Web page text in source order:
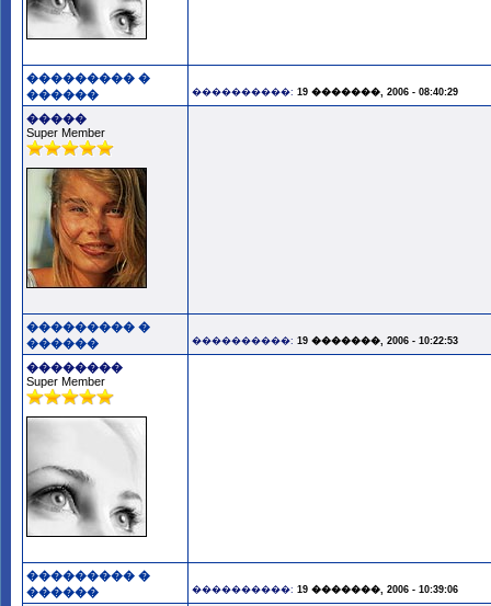
��������� �
������
����������: 19 �������, 2006 - 08:40:29
�����
Super Member
��������� �
������
����������: 19 �������, 2006 - 10:22:53
��������
Super Member
��������� �
������
����������: 19 �������, 2006 - 10:39:06